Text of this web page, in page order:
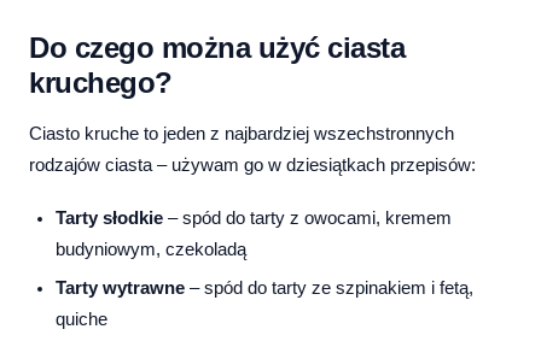
Do czego można użyć ciasta
kruchego?
Ciasto kruche to jeden z najbardziej wszechstronnych
rodzajów ciasta – używam go w dziesiątkach przepisów:
Tarty słodkie – spód do tarty z owocami, kremem
budyniowym, czekoladą
Tarty wytrawne – spód do tarty ze szpinakiem i fetą,
quiche